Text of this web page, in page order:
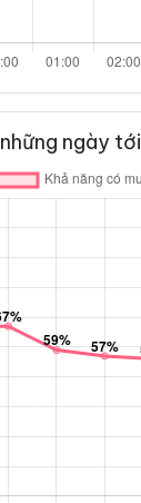
ngày tới